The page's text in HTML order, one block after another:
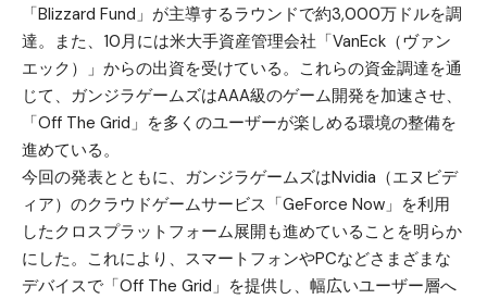
「Blizzard Fund」が主導するラウンドで約3,000万ドルを調
達。また、10月には米大手資産管理会社「VanEck（ヴァン
エック）」からの出資を受けている。これらの資金調達を通
じて、ガンジラゲームズはAAA級のゲーム開発を加速させ、
「Off The Grid」を多くのユーザーが楽しめる環境の整備を
進めている。
今回の発表とともに、ガンジラゲームズはNvidia（エヌビデ
ィア）のクラウドゲームサービス「GeForce Now」を利用
したクロスプラットフォーム展開も進めていることを明らか
にした。これにより、スマートフォンやPCなどさまざまな
デバイスで「Off The Grid」を提供し、幅広いユーザー層へ